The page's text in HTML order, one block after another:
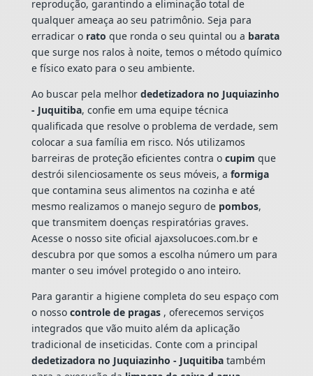
reprodução, garantindo a eliminação total de
qualquer ameaça ao seu patrimônio. Seja para
erradicar o rato que ronda o seu quintal ou a barata
que surge nos ralos à noite, temos o método químico
e físico exato para o seu ambiente.
Ao buscar pela melhor dedetizadora no Juquiazinho
- Juquitiba, confie em uma equipe técnica
qualificada que resolve o problema de verdade, sem
colocar a sua família em risco. Nós utilizamos
barreiras de proteção eficientes contra o cupim que
destrói silenciosamente os seus móveis, a formiga
que contamina seus alimentos na cozinha e até
mesmo realizamos o manejo seguro de pombos,
que transmitem doenças respiratórias graves.
Acesse o nosso site oficial ajaxsolucoes.com.br e
descubra por que somos a escolha número um para
manter o seu imóvel protegido o ano inteiro.
Para garantir a higiene completa do seu espaço com
o nosso controle de pragas , oferecemos serviços
integrados que vão muito além da aplicação
tradicional de inseticidas. Conte com a principal
dedetizadora no Juquiazinho - Juquitibatambém